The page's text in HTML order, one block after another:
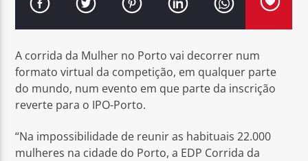
Rádio No ar
A corrida da Mulher no Porto vai decorrer num
formato virtual da competição, em qualquer parte
do mundo, num evento em que parte da inscrição
reverte para o IPO-Porto.
“Na impossibilidade de reunir as habituais 22.000
mulheres na cidade do Porto, a EDP Corrida da